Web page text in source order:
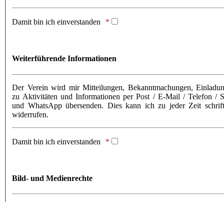
Damit bin ich einverstanden
Weiterführende Informationen
Der Verein wird mir Mitteilungen, Bekanntmachungen,
zu Aktivitäten und Informationen per Post / E-Mail / Telefon /
und WhatsApp übersenden. Dies kann ich zu jeder Zeit
widerrufen.
Damit bin ich einverstanden
Bild- und Medienrechte